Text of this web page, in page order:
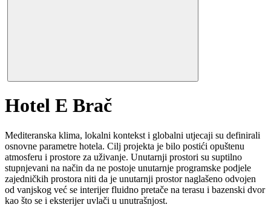
Hotel E Brač
Mediteranska klima, lokalni kontekst i globalni utjecaji su definirali
osnovne parametre hotela. Cilj projekta je bilo postići opuštenu
atmosferu i prostore za uživanje. Unutarnji prostori su suptilno
stupnjevani na način da ne postoje unutarnje programske podjele
zajedničkih prostora niti da je unutarnji prostor naglašeno odvojen
od vanjskog već se interijer fluidno pretače na terasu i bazenski dvor
kao što se i eksterijer uvlači u unutrašnjost.